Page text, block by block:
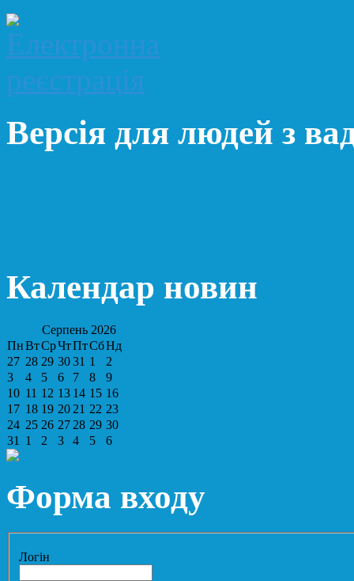
Версія для людей з
Календар новин
Серпень 2026
ПнВтСрЧтПтСбНд
27 28 29 3031 1
2
3
4 5 6 7 8
9
10 11 12 13 14 15 16
17 18 19 20 21 22 23
24 25 26 27 28 29 30
31
1 2 3 4 5 6
Форма входу
Логін